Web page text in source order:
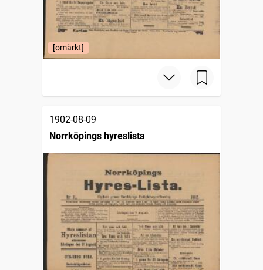
[omärkt]
1902-08-09
Norrköpings hyreslista